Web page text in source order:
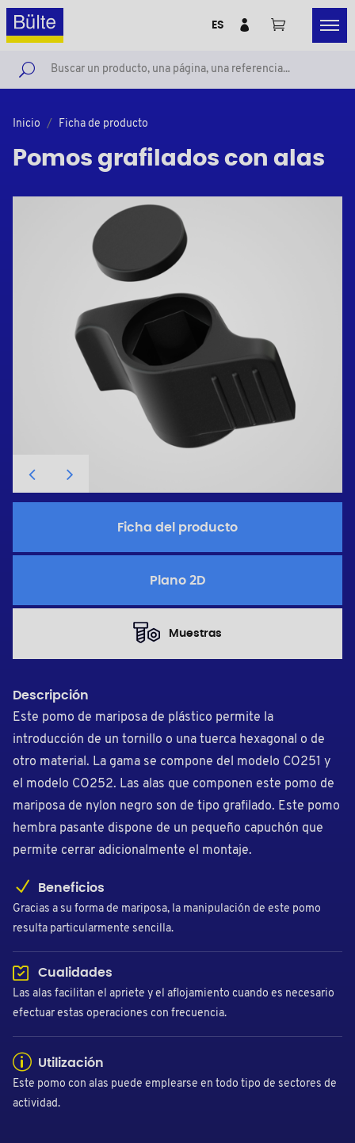
ES
Inicio Ficha de producto
Pomos grafilados con alas
Ficha del producto
Plano 2D
Muestras
Descripción
Este pomo de mariposa de plástico permite la
introducción de un tornillo o una tuerca hexagonal o de
otro material. La gama se compone del modelo CO251 y
el modelo CO252. Las alas que componen este pomo de
mariposa de nylon negro son de tipo grafilado. Este pomo
hembra pasante dispone de un pequeño capuchón que
permite cerrar adicionalmente el montaje.
Beneficios
Gracias a su forma de mariposa, la manipulación de este pomo
resulta particularmente sencilla.
Cualidades
Las alas facilitan el apriete y el aflojamiento cuando es necesario
efectuar estas operaciones con frecuencia.
Utilización
Este pomo con alas puede emplearse en todo tipo de sectores de
actividad.